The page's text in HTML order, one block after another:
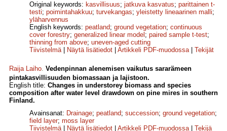
Original keywords: kasvillisuus; jatkuva kasvatus; parittainen t-
testi; poimintahakkuu; turvekangas; yleistetty lineaarinen malli;
yläharvennus
English keywords: peatland; ground vegetation; continuous
cover forestry; generalized linear model ; paired sample t-test;
thinning from above; uneven-aged cutting
Tiivistelmä| Näytä lisätiedot Artikkeli PDF-muodossa| Tekijät
Raija Laiho. Vedenpinnan alenemisen vaikutus sararämeen
pintakasvillisuuden biomassaan ja lajistoon.
English title: Changes in understorey biomass and species
composition after water level drawdown on pine mires in southern
Finland.
Avainsanat: Drainage; peatland; succession; ground vegetation;
field layer; moss layer
Tiivistelmä| Näytä lisätiedot Artikkeli PDF-muodossa| Tekijä